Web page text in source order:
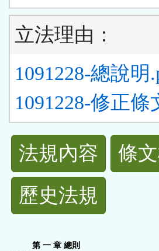
立法理由：
1091228-總說明
1091228-修正
法
規
功
法規內容 條
歷史法規
第 一 章 總則